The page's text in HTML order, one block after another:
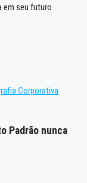
em seu futuro
Corporativa
Padrão nunca